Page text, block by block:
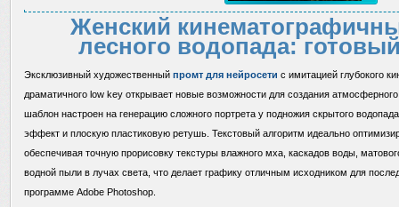
Женский
лесного водопада:
Эксклюзивный художественный промт для нейросети с имитацией глубокого
драматичного low key открывает новые возможности для создания
шаблон настроен на генерацию сложного портрета у подножия скрытого
эффект и плоскую пластиковую ретушь. Текстовый алгоритм идеально
обеспечивая точную прорисовку текстуры влажного мха, каскадов воды,
водной пыли в лучах света, что делает графику отличным исходником для
программе Adobe Photoshop.